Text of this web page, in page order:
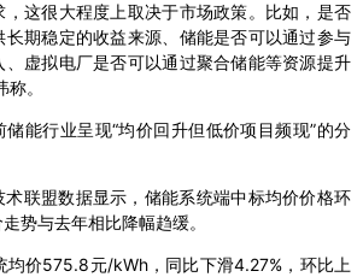
，这很大程度上取决于市场政策。比如，是否
期稳定的收益来源、储能是否可以通过参与
虚拟电厂是否可以通过聚合储能等资源提升
。
储能行业呈现“均价回升但低价项目频现”的分
术联盟数据显示，储能系统端中标均价价格环
势与去年相比降幅趋缓。
均价575.8元/kWh，同比下滑4.27%，环比上